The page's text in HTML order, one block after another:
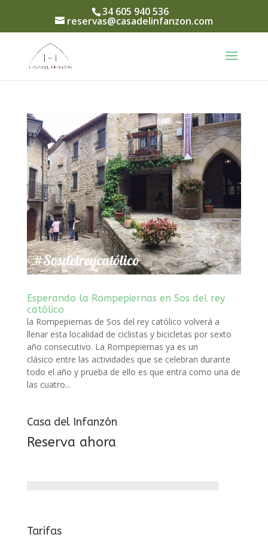
34 605 940 536
reservas@casadelinfanzon.com
Esperando la Rompepiernas en Sos del rey
católico
la Rompepiernas de Sos del rey católico volverá a
llenar esta localidad de ciclistas y bicicletas por sexto
año consecutivo. La Rompepiernas ya es un
clásico entre las actividades que se celebran durante
todo el año y prueba de ello es que entra como una de
las cuatro...
Casa del Infanzón
Reserva ahora
Tarifas